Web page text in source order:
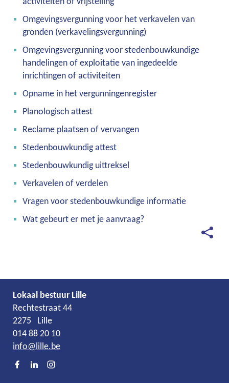
Omgevingsvergunning voor het verkavelen van
gronden (verkavelingsvergunning)
Omgevingsvergunning voor stedenbouwkundige
handelingen of exploitatie van ingedeelde
inrichtingen of activiteiten
Opname in het vergunningenregister
Planologisch attest
Reclame plaatsen of vervangen
Stedenbouwkundig attest
Stedenbouwkundig uittreksel
Verkavelen of verdelen
Vragen voor stedenbouwkundige informatie
Wat gebeurt er met je aanvraag?
Lokaal bestuur Lille
Adres
Rechtestraat 44
2275
Lille
Tel.
014 88 20 10
E-
mail
info@lille.be